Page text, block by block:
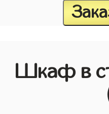
Шкаф в